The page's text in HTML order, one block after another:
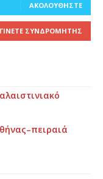
ΑΚΟΛΟΥΘΉΣΤΕ
ΓΊΝΕΤΕ ΣΥΝΔΡΟΜΗΤΉΣ